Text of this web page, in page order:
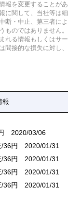
を変更することがあ
に関して、当社等は
断・中止、第三者に
ものではありません。
れる情報もしくはサ
間接的な損失に対し
報
2020/03/06
36円
2020/01/31
36円
2020/01/31
36円
2020/01/31
36円
2020/01/31